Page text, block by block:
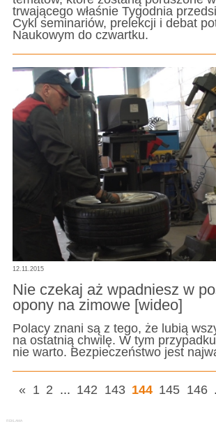
trwającego właśnie Tygodnia
Cykl seminariów, prelekcji i debat
Naukowym do czwartku.
12.11.2015
Nie czekaj aż wpadniesz w
opony na zimowe [wideo]
Polacy znani są z tego, że lubią
na ostatnią chwilę. W tym
nie warto. Bezpieczeństwo jest
« 1 2 ... 142 143 144 145 146